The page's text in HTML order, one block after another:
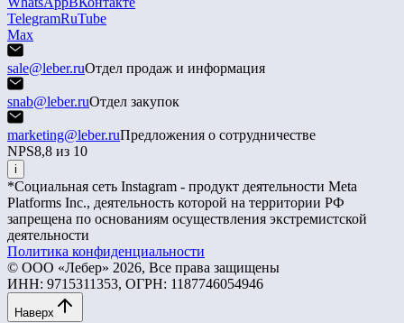
TelegramRuTube
Max
sale@leber.ruОтдел продаж и информация
snab@leber.ruОтдел закупок
marketing@leber.ruПредложения о сотрудничестве
NPS8,8 из 10
i
*Социальная сеть Instagram - продукт деятельности Meta
Platforms Inc., деятельность которой на территории РФ
запрещена по основаниям осуществления экстремистской
деятельности
Политика конфиденциальности
© ООО «Лебер» 2026, Все права защищены
ИНН: 9715311353, ОГРН: 1187746054946
Наверх